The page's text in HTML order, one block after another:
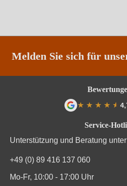
Melden Sie sich für
Service-
Unterstützung und Beratung
+49 (0) 89 416 137 060
Mo-Fr, 10:00 - 17:00 Uhr
★ ★ ★ ★ ★
★